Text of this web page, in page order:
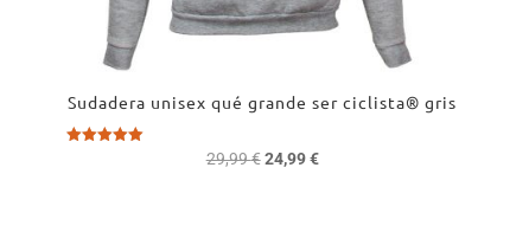
Sudadera unisex qué grande ser ciclista® gris
29,99€ El
24,99€El